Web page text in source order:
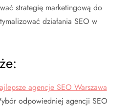
strategię marketingową do
działania SEO w
agencje SEO Warszawa
odpowiedniej agencji SEO